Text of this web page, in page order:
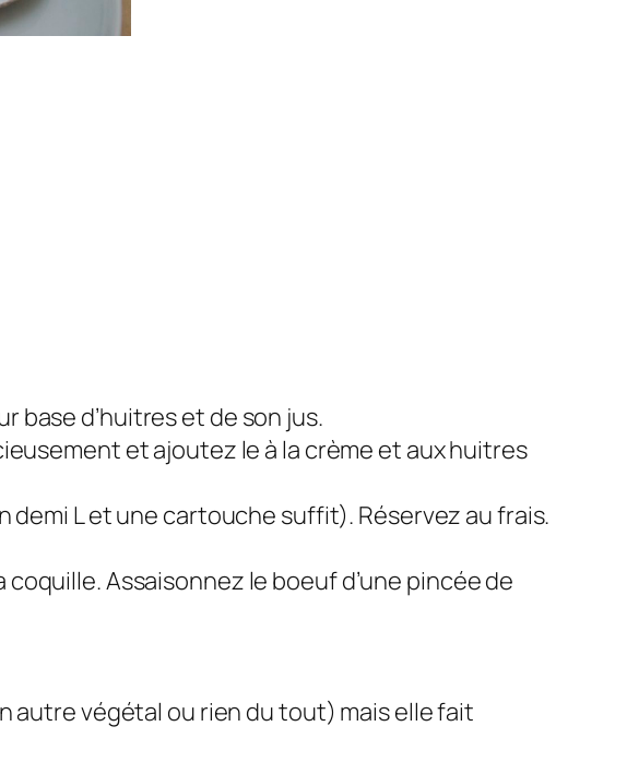
base d’huitres et de son jus.
et ajoutez le à la crème et aux huitres
L et une cartouche suffit). Réservez au frais.
Assaisonnez le boeuf d’une pincée de
autre végétal ou rien du tout) mais elle fait